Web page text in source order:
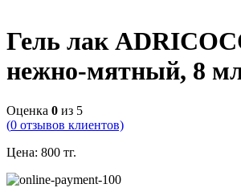
Гель лак
нежно-мятный, 8
Оценка 0 из 5
(0 отзывов клиентов)
Цена: 800 тг.